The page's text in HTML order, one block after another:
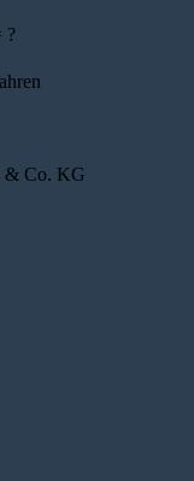
?
& Co. KG